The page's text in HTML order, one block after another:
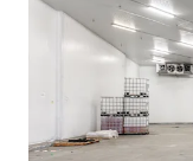
605 Deslauriers